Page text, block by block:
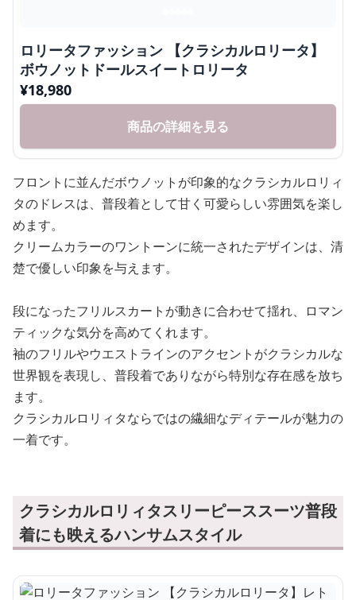
ロリータファッション 【クラシカルロリータ】
ボウノットドールスイートロリータ
¥18,980
商品の詳細を見る
フロントに並んだボウノットが印象的なクラシカルロリィ
タのドレスは、普段着として甘く可愛らしい雰囲気を楽し
めます。
クリームカラーのワントーンに統一されたデザインは、清
楚で優しい印象を与えます。
段になったフリルスカートが動きに合わせて揺れ、ロマン
ティックな気分を高めてくれます。
袖のフリルやウエストラインのアクセントがクラシカルな
世界観を表現し、普段着でありながら特別な存在感を放ち
ます。
クラシカルロリィタならではの繊細なディテールが魅力の
一着です。
クラシカルロリィタスリーピーススーツ普段
着にも映えるハンサムスタイル